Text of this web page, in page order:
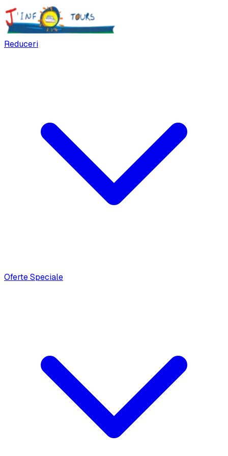
Reduceri
Oferte Speciale